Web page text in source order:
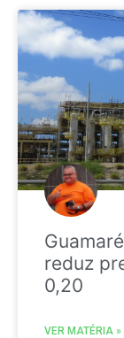
reduz
0,20
VER MATÉRIA »